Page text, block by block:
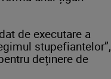
de executare a
stupefiantelor”,
deținere de